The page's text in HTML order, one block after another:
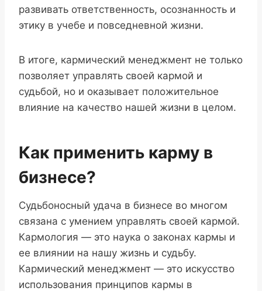
развивать ответственность, осознанность и
этику в учебе и повседневной жизни.
В итоге, кармический менеджмент не только
позволяет управлять своей кармой и
судьбой, но и оказывает положительное
влияние на качество нашей жизни в целом.
Как применить карму в
бизнесе?
Судьбоносный удача в бизнесе во многом
связана с умением управлять своей кармой.
Кармология — это наука о законах кармы и
ее влиянии на нашу жизнь и судьбу.
Кармический менеджмент — это искусство
использования принципов кармы в